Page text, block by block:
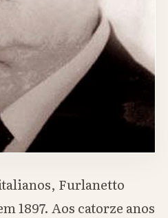
Furlanetto
1897. Aos catorze anos